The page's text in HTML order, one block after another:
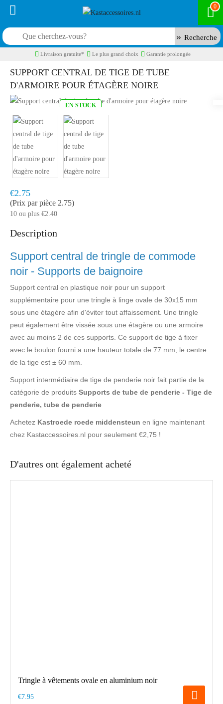
0
Recherche
Livraison gratuite* Le plus grand choix Garantie prolongée
SUPPORT CENTRAL DE TIGE DE TUBE
D'ARMOIRE POUR ÉTAGÈRE NOIRE
EN STOCK
Livraison rapide, en 1 à 2 jours ouvrés
€2.75
(Prix par pièce 2.75)
10 ou plus €2.40
Description
Support central de tringle de commode
noir - Supports de baignoire
Support central en plastique noir pour un support
supplémentaire pour une tringle à linge ovale de 30x15 mm
sous une étagère afin d'éviter tout affaissement. Une tringle
peut également être vissée sous une étagère ou une armoire
avec au moins 2 de ces supports. Ce support de tige à fixer
avec le boulon fourni a une hauteur totale de 77 mm, le centre
de la tige est ± 60 mm.
Support intermédiaire de tige de penderie noir fait partie de la
catégorie de produits Supports de tube de penderie - Tige de
penderie, tube de penderie
Achetez Kastroede roede middensteun en ligne maintenant
chez Kastaccessoires.nl pour seulement €2,75 !
D'autres ont également acheté
Tringle à vêtements ovale en aluminium noir
€7.95